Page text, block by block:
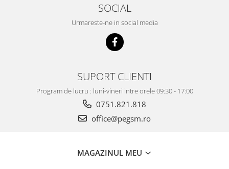
SOCIAL
Urmareste-ne in social media
SUPORT CLIENTI
Program de lucru : luni-vineri intre orele 09:30 - 17:00
0751.821.818
office@pegsm.ro
MAGAZINUL MEU